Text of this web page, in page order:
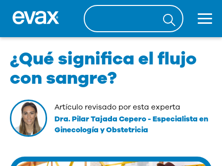
¿Qué significa el flujo
con sangre?
Artículo revisado por esta experta
Dra. Pilar Tajada Cepero- Especialista en
Ginecología y Obstetricia